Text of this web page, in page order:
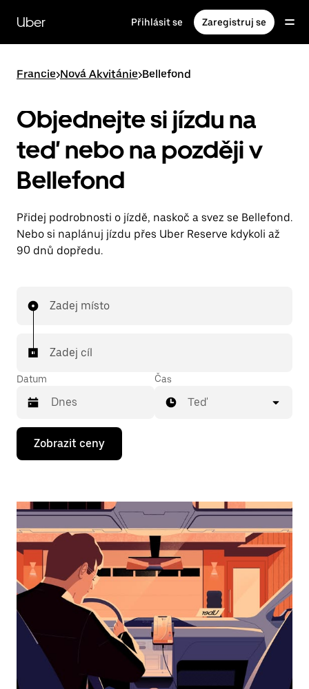
hlavní
obsah
Uber Přihlásit se Zaregistruj se
Francie>Nová Akvitánie>Bellefond
Objednejte si jízdu na
teď nebo na později v
Bellefond
Přidej podrobnosti o jízdě, naskoč a svez se Bellefond.
Nebo si naplánuj jízdu přes Uber Reserve kdykoli až
90 dnů dopředu.
Zadej místo
Zadej cíl
Datum
Stisknutím
klávesy
se
kalendář
vybrat
datum.
Stisknutím
klávesy
Esc
zavřeš
kalendář.
Čas
Teď
Zobrazit ceny